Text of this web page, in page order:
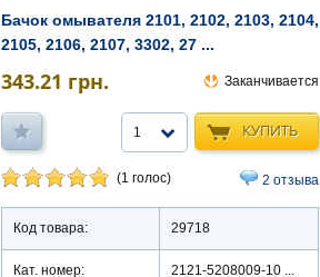
Бачок омывателя 2101, 2102, 2103, 2104,
2105, 2106, 2107, 3302, 27 ...
343.21 грн. Заканчивается
КУПИТЬ
1
(1 голос) 2 отзыва
Код товара: 29718
Кат. номер: 2121-5208009-10 ...